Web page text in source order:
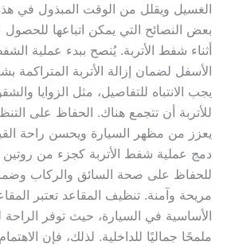
الغسيل ويقلل من الوقت المبذول في
بعض النصائح التي يمكن اتباعها للحصول
أثناء شفط الأتربة. يُنصح ببدء عملية
الأسفل لضمان إزالة الأتربة المتراكمة
يجب الانتباه للتفاصيل، مثل الزوايا
للأتربة أن تتجمع هناك. الحفاظ على
يعزز من مظهر السيارة ويحسن راحة
دمج عملية شفط الأتربة كجزء من
للحفاظ على صحة السائق والركاب
مريحة وآمنة. تنظيف المقاعد تعتبر
الأساسية في السيارة، حيث توفر
ملمحًا جماليًا للداخلية. لذلك، فإن